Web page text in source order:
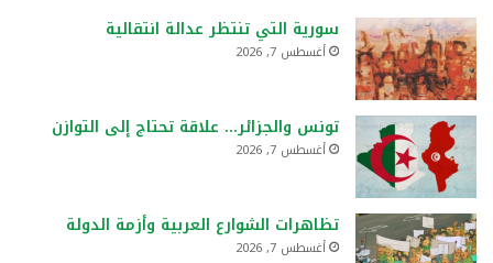
ن
سورية التي تنتظر عدالة انتقالية
أغسطس 7, 2026
تونس والجزائر… علاقة تحتاج إلى التوازن
أغسطس 7, 2026
تظاهرات الشوارع العربية وأزمة الدولة
أغسطس 7, 2026